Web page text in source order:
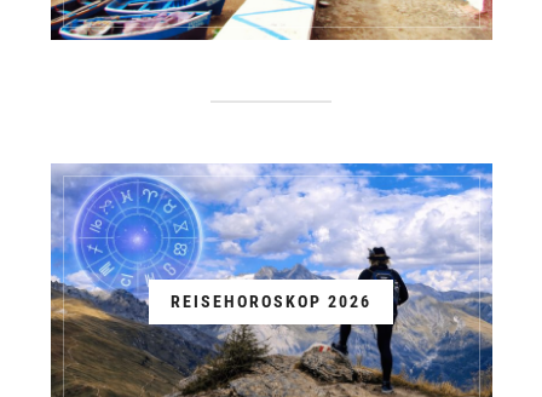
REISEHOROSKOP 2026